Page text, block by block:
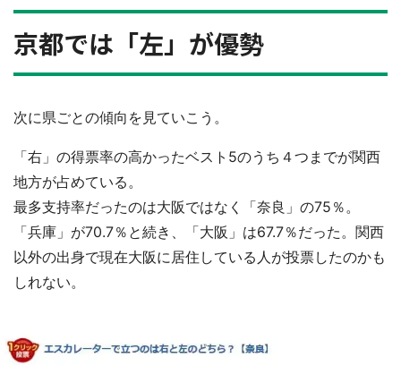
京都では「左」が優勢
次に県ごとの傾向を見ていこう。
「右」の得票率の高かったベスト5のうち４つまでが関西
地方が占めている。
最多支持率だったのは大阪ではなく「奈良」の75％。
「兵庫」が70.7％と続き、「大阪」は67.7％だった。関西
以外の出身で現在大阪に居住している人が投票したのかも
しれない。